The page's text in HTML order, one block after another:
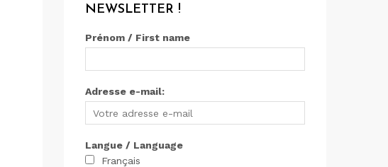
NEWSLETTER !
Prénom / First name
Adresse e-mail:
Langue / Language
Français